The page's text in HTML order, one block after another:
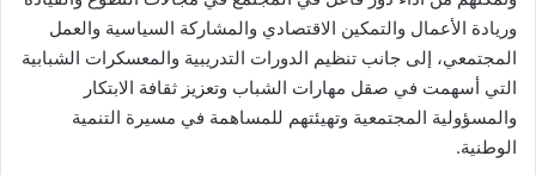
وريادة الأعمال والتمكين الاقتصادي والمشاركة السياسية والعمل
المجتمعي، إلى جانب تنظيم الدورات التدريبية والمعسكرات الشبابية
التي أسهمت في صقل مهارات الشباب وتعزيز ثقافة الابتكار
والمسؤولية المجتمعية وتهيئتهم للمساهمة في مسيرة التنمية
الوطنية.